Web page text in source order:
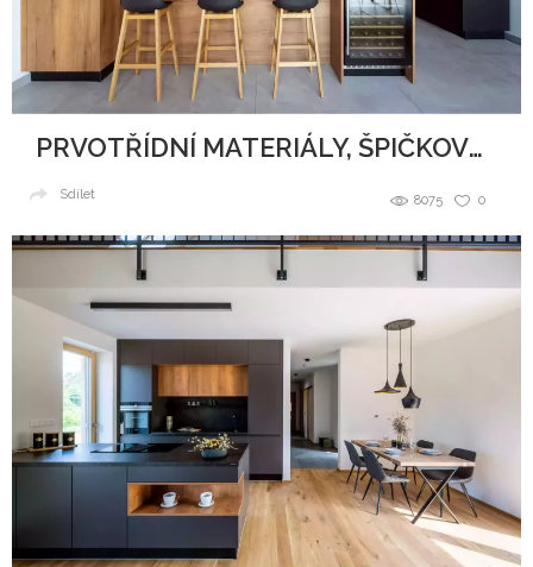
PRVOTŘÍDNÍ MATERIÁLY, ŠPIČKOVÝ DESIGN A DOKONALÉ ZPRACOVÁNÍ
0
8075
Sdílet